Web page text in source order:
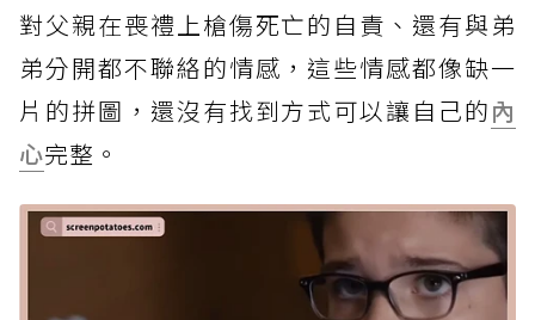
對父親在喪禮上槍傷死亡的自責、還有與弟
弟分開都不聯絡的情感，這些情感都像缺一
片的拼圖，還沒有找到方式可以讓自己的內
心完整。